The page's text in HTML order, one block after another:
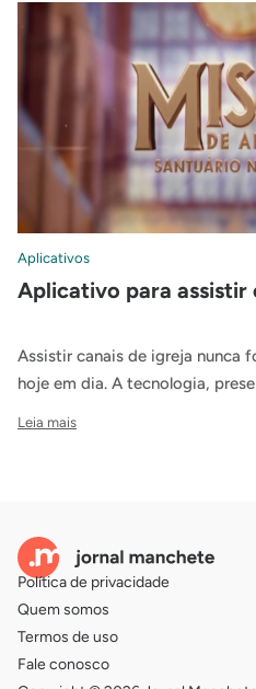
Aplicativos
Aplicativo para assistir
Assistir canais de igreja nunca
hoje em dia. A tecnologia,
Leia mais
Política de privacidade
Quem somos
Termos de uso
Fale conosco